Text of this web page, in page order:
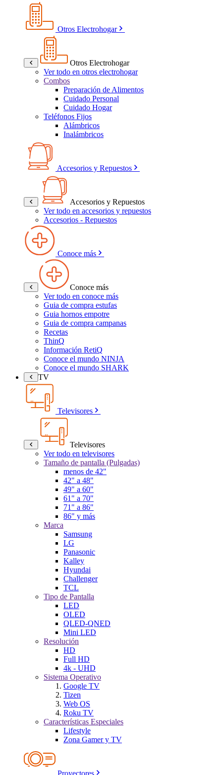
Otros Electrohogar
Otros Electrohogar
Ver todo en otros electrohogar
Combos
Preparación de Alimentos
Cuidado Personal
Cuidado Hogar
Teléfonos Fijos
Alámbricos
Inalámbricos
Accesorios y Repuestos
Accesorios y Repuestos
Ver todo en accesorios y repuestos
Accesorios - Repuestos
Conoce más
Conoce más
Ver todo en conoce más
Guia de compra estufas
Guia hornos empotre
Guia de compra campanas
Recetas
ThinQ
Información RetiQ
Conoce el mundo NINJA
Conoce el mundo SHARK
TV
Televisores
Televisores
Ver todo en televisores
Tamaño de pantalla (Pulgadas)
menos de 42"
42" a 48"
49" a 60"
61" a 70"
71" a 86"
86" y más
Marca
Samsung
LG
Panasonic
Kalley
Hyundai
Challenger
TCL
Tipo de Pantalla
LED
OLED
QLED-QNED
Mini LED
Resolución
HD
Full HD
4k - UHD
Sistema Operativo
Google TV
Tizen
Web OS
Roku TV
Características Especiales
Lifestyle
Zona Gamer y TV
Proyectores